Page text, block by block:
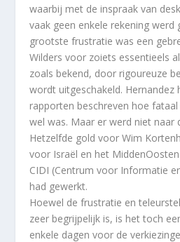
waarbij met de inspraak van
vaak geen enkele rekening werd
grootste frustratie was een
Wilders voor zoiets essentieels
zoals bekend, door rigoureuze
wordt uitgeschakeld. Hernandez
rapporten beschreven hoe
wel was. Maar er werd niet naar
Hetzelfde gold voor Wim
voor Israël en het
CIDI (Centrum voor Informatie
had gewerkt.
Hoewel de frustratie en
zeer begrijpelijk is, is het toch
enkele dagen voor de